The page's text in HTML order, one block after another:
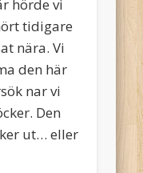
hörde vi
tidigare
nära. Vi
den här
nar vi
Den
ut… eller